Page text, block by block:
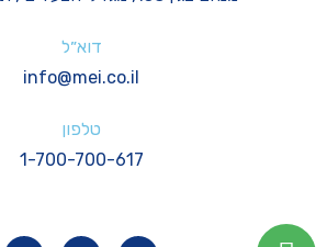
דוא״ל
info@mei.co.il
טלפון
1-700-700-617